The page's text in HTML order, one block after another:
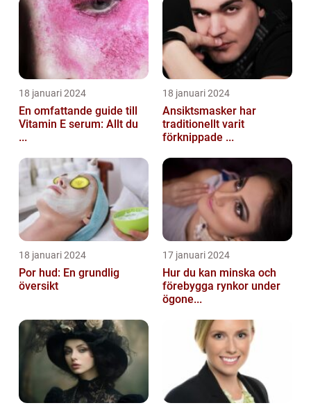
18 januari 2024
En omfattande guide till
Vitamin E serum: Allt du
...
18 januari 2024
Ansiktsmasker har
traditionellt varit
förknippade ...
18 januari 2024
Por hud: En grundlig
översikt
17 januari 2024
Hur du kan minska och
förebygga rynkor under
ögone...